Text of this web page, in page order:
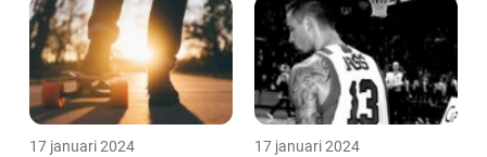
17 januari 2024 17 januari 2024